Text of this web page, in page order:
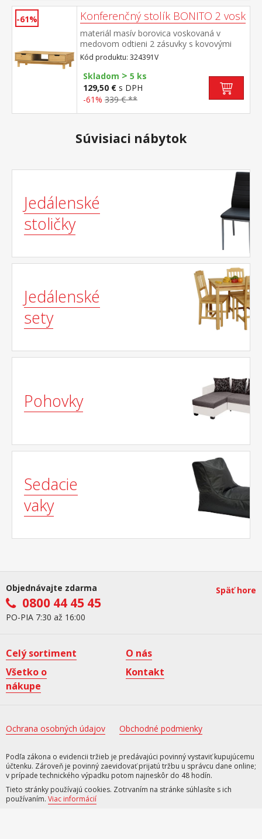
-61% Konferenčný stolík BONITO 2 vosk
materiál masív borovica voskovaná v
medovom odtieni 2 zásuvky s kovovými
pojazdmi
Kód produktu: 324391V
Skladom > 5 ks
129,50 € s DPH
-61% 339 € **
Súvisiaci nábytok
Jedálenské
stoličky
Jedálenské
sety
Pohovky
Sedacie
vaky
Objednávajte zdarma
0800 44 45 45
PO-PIA 7:30 až 16:00
Späť hore
Celý sortiment
O nás
Všetko o
nákupe
Kontakt
Ochrana osobných údajov Obchodné podmienky
Podľa zákona o evidencii tržieb je predávajúci povinný vystaviť kupujúcemu
účtenku. Zároveň je povinný zaevidovať prijatú tržbu u správcu dane online;
v prípade technického výpadku potom najneskôr do 48 hodín.
Tieto stránky používajú cookies. Zotrvaním na stránke súhlasíte s ich
používaním. Viac informácií